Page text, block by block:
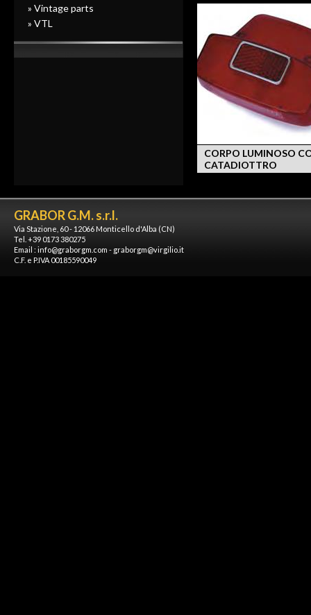
» Vintage parts
» VTL
CORPO LUMINOSO
CATADIOTTRO
GRABOR G.M. s.r.l.
Via Stazione, 60 - 12066 Monticello d'Alba (CN)
Tel. +39 0173 380275
Email : info@graborgm.com - graborgm@virgilio.it
C.F. e P.IVA 00185590049